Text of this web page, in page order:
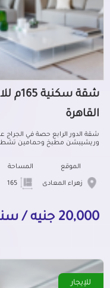
شقة
القاهرة
شقة الدور الرابع حصة في الجراج
وريشيبشن مطبخ وحمامين
الموقع
زهراء المعادى
المساحة
20,000 جنيه / سنوياً
للإيجار